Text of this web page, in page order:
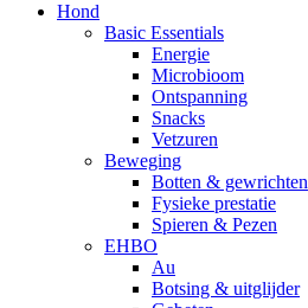
Hond
Basic Essentials
Energie
Microbioom
Ontspanning
Snacks
Vetzuren
Beweging
Botten & gewrichten
Fysieke prestatie
Spieren & Pezen
EHBO
Au
Botsing & uitglijder